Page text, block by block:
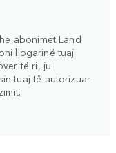
abonimet Land
llogarinë tuaj
të ri, ju
tuaj të autorizuar